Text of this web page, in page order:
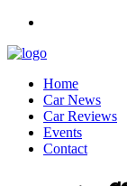
Home
Car News
Car Reviews
Events
Contact